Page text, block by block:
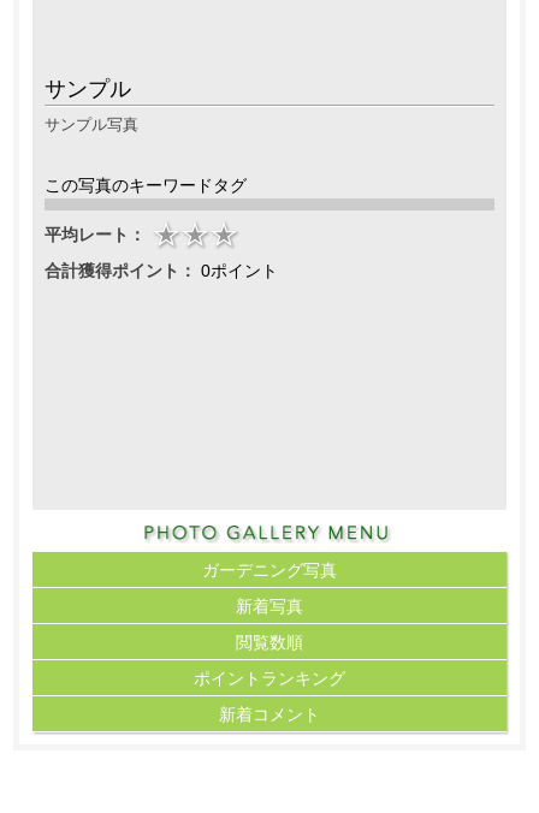
サンプル
サンプル写真
この写真のキーワードタグ
平均レート：
合計獲得ポイント： 0ポイント
ガーデニング写真
新着写真
閲覧数順
ポイント ランキング
新着コメント